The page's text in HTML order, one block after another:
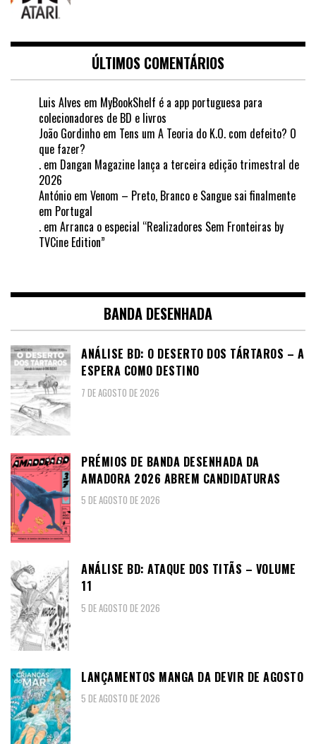
ÚLTIMOS COMENTÁRIOS
Luis Alves em MyBookShelf é a app portuguesa para
colecionadores de BD e livros
João Gordinho em Tens um A Teoria do K.O. com defeito? O
que fazer?
. em Dangan Magazine lança a terceira edição trimestral de
2026
António em Venom – Preto, Branco e Sangue sai finalmente
em Portugal
. em Arranca o especial “Realizadores Sem Fronteiras by
TVCine Edition”
BANDA DESENHADA
ANÁLISE BD: O DESERTO DOS TÁRTAROS – A
ESPERA COMO DESTINO
7 DE AGOSTO DE 2026
PRÉMIOS DE BANDA DESENHADA DA
AMADORA 2026 ABREM CANDIDATURAS
5 DE AGOSTO DE 2026
ANÁLISE BD: ATAQUE DOS TITÃS – VOLUME
11
5 DE AGOSTO DE 2026
LANÇAMENTOS MANGA DA DEVIR DE AGOSTO
5 DE AGOSTO DE 2026